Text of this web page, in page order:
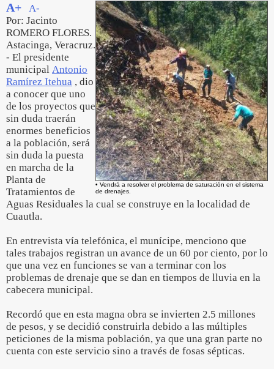
• Vendrá a resolver el problema de saturación en el sistema
de drenajes.
A+
A-
Por: Jacinto
ROMERO FLORES.
Astacinga, Veracruz.
- El presidente
municipal Antonio
Ramírez Itehua , dio
a conocer que uno
de los proyectos que
sin duda traerán
enormes beneficios
a la población, será
sin duda la puesta
en marcha de la
Planta de
Tratamientos de
Aguas Residuales la cual se construye en la localidad de
Cuautla.
En entrevista vía telefónica, el munícipe, menciono que
tales trabajos registran un avance de un 60 por ciento, por lo
que una vez en funciones se van a terminar con los
problemas de drenaje que se dan en tiempos de lluvia en la
cabecera municipal.
Recordó que en esta magna obra se invierten 2.5 millones
de pesos, y se decidió construirla debido a las múltiples
peticiones de la misma población, ya que una gran parte no
cuenta con este servicio sino a través de fosas sépticas.